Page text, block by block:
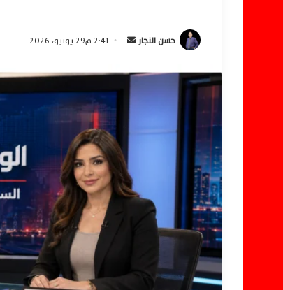
حسن النجار
س
د
ا
إ
و
2:41 م29 يونيو، 2026